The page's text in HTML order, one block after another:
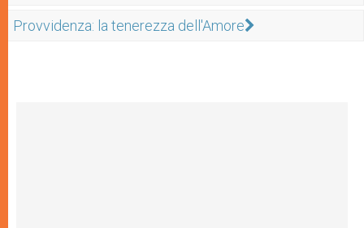
Provvidenza: la tenerezza dell'Amore